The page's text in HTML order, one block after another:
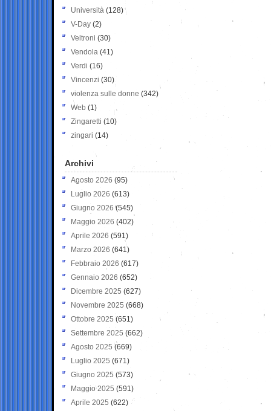
Università (128)
V-Day (2)
Veltroni (30)
Vendola (41)
Verdi (16)
Vincenzi (30)
violenza sulle donne (342)
Web (1)
Zingaretti (10)
zingari (14)
Archivi
Agosto 2026 (95)
Luglio 2026 (613)
Giugno 2026 (545)
Maggio 2026 (402)
Aprile 2026 (591)
Marzo 2026 (641)
Febbraio 2026 (617)
Gennaio 2026 (652)
Dicembre 2025 (627)
Novembre 2025 (668)
Ottobre 2025 (651)
Settembre 2025 (662)
Agosto 2025 (669)
Luglio 2025 (671)
Giugno 2025 (573)
Maggio 2025 (591)
Aprile 2025 (622)